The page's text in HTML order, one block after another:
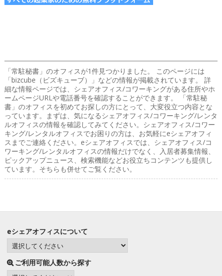
「常駐秘書」のオフィスが1件見つかりました。 このページには
「bizcube（ビズキューブ）」などの情報が掲載されています。 詳
細な情報ページでは、シェアオフィス/コワーキングがある住所やホ
ームページURLや電話番号を確認することができます。 「常駐秘
書」のオフィスを初めてお探しの方にとって、大変役立つ内容とな
っています。まずは、気になるシェアオフィス/コワーキング/レンタ
ルオフィスの情報を確認してみてください。シェアオフィス/コワー
キング/レンタルオフィスでお困りの方は、お気軽にeシェアオフィ
スまでご連絡ください。eシェアオフィスでは、シェアオフィス/コ
ワーキング/レンタルオフィスの情報だけでなく、入居者募集情報、
ピックアップニュース、検索機能などお役立ちコンテンツも提供し
ています。そちらも併せてご覧ください。
eシェアオフィスについて
ご利用可能人数から探す